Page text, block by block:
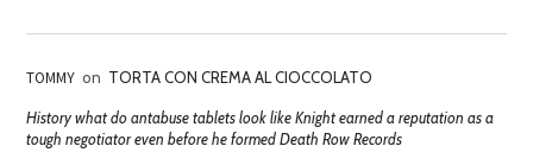
TOMMY on TORTA CON CREMA AL CIOCCOLATO
History what do antabuse tablets look like Knight earned a reputation as a
tough negotiator even before he formed Death Row Records